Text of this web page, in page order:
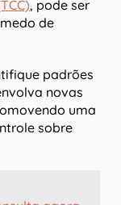
, pode ser
de
padrões
novas
uma
sobre